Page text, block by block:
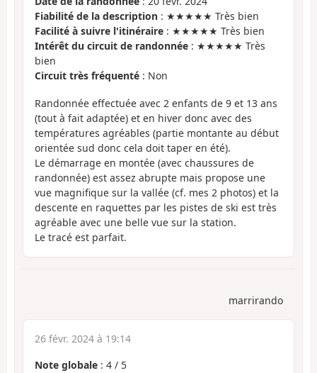
Fiabilité de la description : ★★★★★ Très bien
Facilité à suivre l'itinéraire : ★★★★★ Très bien
Intérêt du circuit de randonnée : ★★★★★ Très
bien
Circuit très fréquenté : Non
Randonnée effectuée avec 2 enfants de 9 et 13 ans
(tout à fait adaptée) et en hiver donc avec des
températures agréables (partie montante au début
orientée sud donc cela doit taper en été).
Le démarrage en montée (avec chaussures de
randonnée) est assez abrupte mais propose une
vue magnifique sur la vallée (cf. mes 2 photos) et la
descente en raquettes par les pistes de ski est très
agréable avec une belle vue sur la station.
Le tracé est parfait.
marrirando
26 févr. 2024 à 19:14
Note globale : 4 / 5